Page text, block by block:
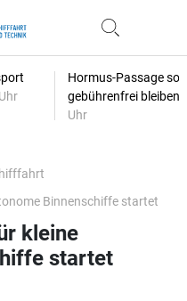
Hormus-Passage
gebührenfrei bleiben
Uhr
Binnenschiffe startet
kleine
startet